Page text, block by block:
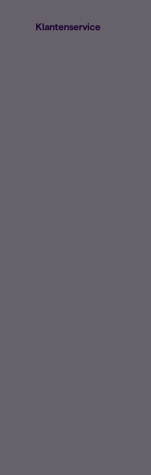
Klantenservice